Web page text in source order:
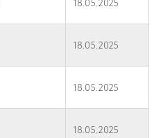
18.05.2025
18.05.2025
18.05.2025
18.05.2025